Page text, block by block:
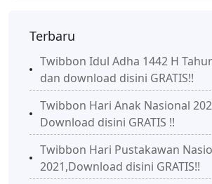
Terbaru
Twibbon Idul Adha 1442 H
dan download disini GRATIS!!
Twibbon Hari Anak Nasional
Download disini GRATIS !!
Twibbon Hari Pustakawan
2021,Download disini GRATIS!!